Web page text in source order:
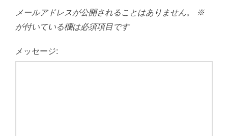
メールアドレスが公開されることはありません。
※
が付いている欄は必須項目です
メッセージ: